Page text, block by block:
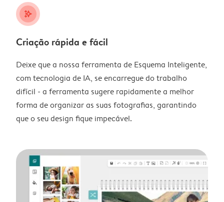
stars_plus
Criação rápida e fácil
Deixe que a nossa ferramenta de Esquema Inteligente,
com tecnologia de IA, se encarregue do trabalho
difícil - a ferramenta sugere rapidamente a melhor
forma de organizar as suas fotografias, garantindo
que o seu design fique impecável.